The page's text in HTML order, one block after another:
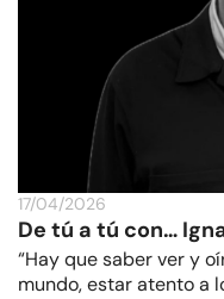
17/04/2026
De tú a tú con…
“Hay que saber ver y
mundo, estar atento a